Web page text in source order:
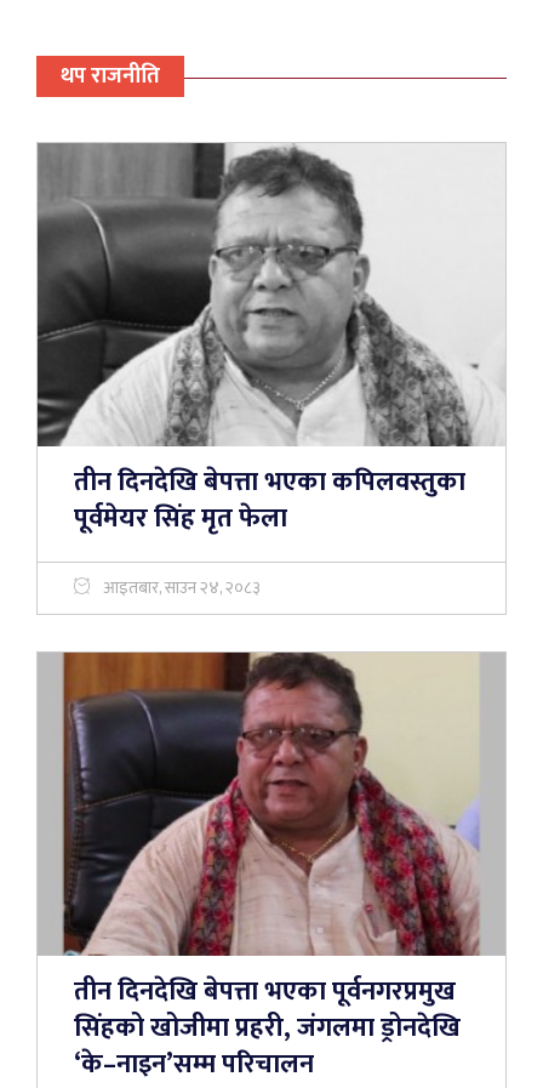
थप राजनीति
तीन दिनदेखि बेपत्ता भएका कपिलवस्तुका
पूर्वमेयर सिंह मृत फेला
आइतबार, साउन २४, २०८३
तीन दिनदेखि बेपत्ता भएका पूर्वनगरप्रमुख
सिंहको खोजीमा प्रहरी, जंगलमा ड्रोनदेखि
‘के–नाइन’सम्म परिचालन